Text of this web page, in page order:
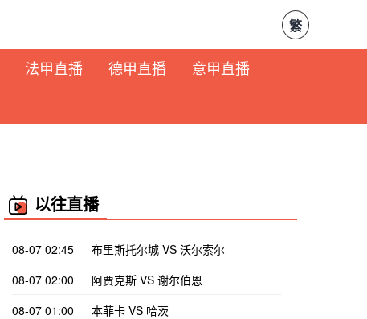
繁
法甲直播 德甲直播
意甲直播
以往直播
08-07 02:45
布里斯托尔城 VS 沃尔索尔
08-07 02:00
阿贾克斯 VS 谢尔伯恩
08-07 01:00
本菲卡 VS 哈茨